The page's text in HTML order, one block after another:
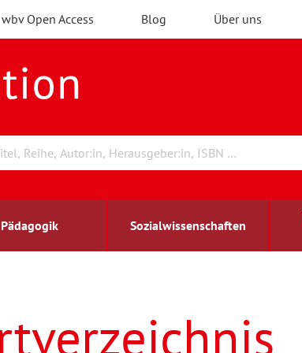
wbv Open Access Blog Über uns
Pädagogik Sozialwissenschaften